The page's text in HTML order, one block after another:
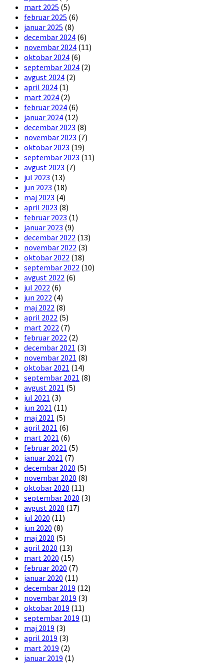
mart 2025 (5)
februar 2025 (6)
januar 2025 (8)
decembar 2024 (6)
novembar 2024 (11)
oktobar 2024 (6)
septembar 2024 (2)
avgust 2024 (2)
april 2024 (1)
mart 2024 (2)
februar 2024 (6)
januar 2024 (12)
decembar 2023 (8)
novembar 2023 (7)
oktobar 2023 (19)
septembar 2023 (11)
avgust 2023 (7)
jul 2023 (13)
jun 2023 (18)
maj 2023 (4)
april 2023 (8)
februar 2023 (1)
januar 2023 (9)
decembar 2022 (13)
novembar 2022 (3)
oktobar 2022 (18)
septembar 2022 (10)
avgust 2022 (6)
jul 2022 (6)
jun 2022 (4)
maj 2022 (8)
april 2022 (5)
mart 2022 (7)
februar 2022 (2)
decembar 2021 (3)
novembar 2021 (8)
oktobar 2021 (14)
septembar 2021 (8)
avgust 2021 (5)
jul 2021 (3)
jun 2021 (11)
maj 2021 (5)
april 2021 (6)
mart 2021 (6)
februar 2021 (5)
januar 2021 (7)
decembar 2020 (5)
novembar 2020 (8)
oktobar 2020 (11)
septembar 2020 (3)
avgust 2020 (17)
jul 2020 (11)
jun 2020 (8)
maj 2020 (5)
april 2020 (13)
mart 2020 (15)
februar 2020 (7)
januar 2020 (11)
decembar 2019 (12)
novembar 2019 (3)
oktobar 2019 (11)
septembar 2019 (1)
maj 2019 (3)
april 2019 (3)
mart 2019 (2)
januar 2019 (1)